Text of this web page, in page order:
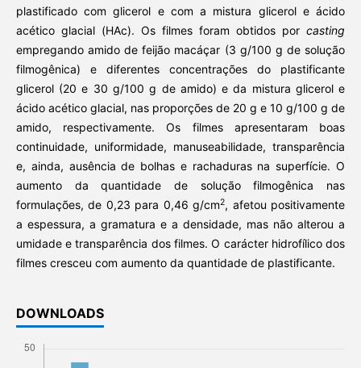
plastificado com glicerol e com a mistura glicerol e ácido
acético glacial (HAc). Os filmes foram obtidos porcasting
empregando amido de feijão macáçar (3 g/100 g de solução
filmogênica) e diferentes concentrações do plastificante
glicerol (20 e 30 g/100 g de amido) e da mistura glicerol e
ácido acético glacial, nas proporções de 20 g e 10 g/100 g de
amido, respectivamente. Os filmes apresentaram boas
continuidade, uniformidade, manuseabilidade, transparência
e, ainda, ausência de bolhas e rachaduras na superfície. O
aumento da quantidade de solução filmogênica nas
formulações, de 0,23 para 0,46 g/cm2, afetou positivamente
a espessura, a gramatura e a densidade, mas não alterou a
umidade e transparência dos filmes. O carácter hidrofílico dos
filmes cresceu com aumento da quantidade de plastificante.
DOWNLOADS